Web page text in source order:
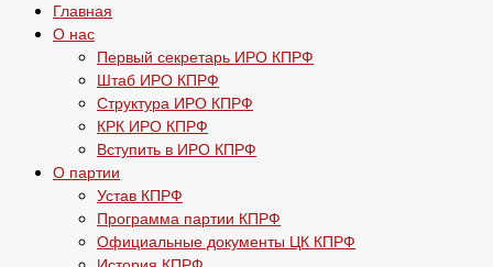
Главная
О нас
Первый секретарь ИРО КПРФ
Штаб ИРО КПРФ
Структура ИРО КПРФ
КРК ИРО КПРФ
Вступить в ИРО КПРФ
О партии
Устав КПРФ
Программа партии КПРФ
Официальные документы ЦК КПРФ